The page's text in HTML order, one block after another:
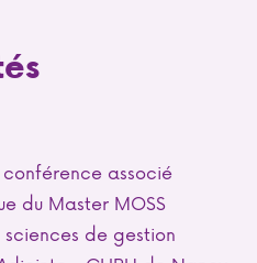
associé
du Master MOSS
de gestion